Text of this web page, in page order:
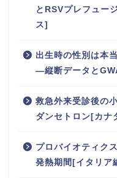
とRSVプレフュー
ス]
出生時の性別は本
―縦断データと
救急外来受診後の
ダンセトロン[カナ
プロバイオティク
発熱期間[イタリア